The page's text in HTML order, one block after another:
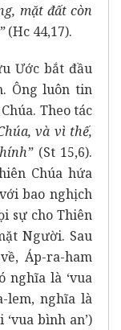
mặt đất còn
(Hc 44,17).
Ước bắt đầu
Ông luôn tin
Theo tác
và vì thế,
(St 15,6).
Chúa hứa
bao nghịch
sự cho Thiên
Người. Sau
Áp-ra-ham
nghĩa là ‘vua
lem, nghĩa là
bình an’)